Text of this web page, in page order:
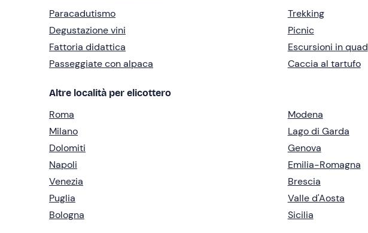
Paracadutismo
Degustazione vini
Fattoria didattica
Passeggiate con alpaca
Trekking
Picnic
Escursioni in quad
Caccia al tartufo
Altre località per elicottero
Roma
Milano
Dolomiti
Napoli
Venezia
Puglia
Bologna
Modena
Lago di Garda
Genova
Emilia-Romagna
Brescia
Valle d'Aosta
Sicilia